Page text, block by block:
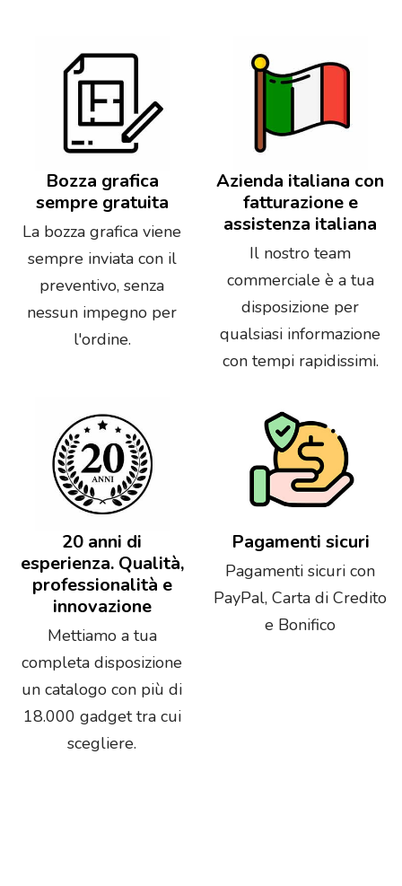
Bozza grafica
sempre gratuita
La bozza grafica viene
sempre inviata con il
preventivo, senza
nessun impegno per
l'ordine.
Azienda italiana con
fatturazione e
assistenza italiana
Il nostro team
commerciale è a tua
disposizione per
qualsiasi informazione
con tempi rapidissimi.
20 anni di
esperienza. Qualità,
professionalità e
innovazione
Mettiamo a tua
completa disposizione
un catalogo con più di
18.000 gadget tra cui
scegliere.
Pagamenti sicuri
Pagamenti sicuri con
PayPal, Carta di Credito
e Bonifico